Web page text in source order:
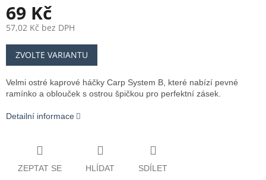
69 Kč
57,02 Kč bez DPH
Měrná
cena:
ZVOLTE VARIANTU
Velmi ostré kaprové háčky Carp System B, které nabízí pevné
ramínko a oblouček s ostrou špičkou pro perfektní zásek.
Detailní informace
ZEPTAT SE HLÍDAT SDÍLET